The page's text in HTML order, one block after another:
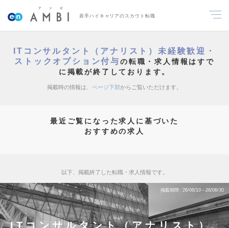
若手ハイキャリアのスカウト転職
ITコンサルタント（アナリスト）未経験歓迎・
ストックオプション付与の転職・求人情報はすで
に掲載が終了しております。
掲載時の情報は、 ページ下部からご覧いただけます。
最近ご覧になった求人に基づいた
おすすめの求人
以下、掲載終了した転職・求人情報です。
掲載期間 26/06/10～26/06/30
ITコンサルタント（アナリスト）